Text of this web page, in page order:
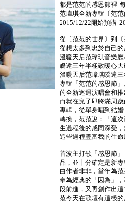
都是范范的感恩節裡
范瑋琪全新專輯〔范
2015/12/22開始預購
從〔范范的世界〕到
從想太多到忠於自己的
溫暖天后范瑋琪音樂
睽違三年半極致暖心
溫暖天后范瑋琪睽違
專輯「范范的感恩節
的全新巡迴演唱會和
而就在兒子即將滿周
專輯，從單身唱到結
轉換，范范說：「這
生過程後的感同深受
這些過程豐富我的生
首波主打歌「感恩節
品，並十分確定是新
曲作者非非，當年為
奉為經典的「因為」
段前進，又再創作出
范今天在歌壇有這樣